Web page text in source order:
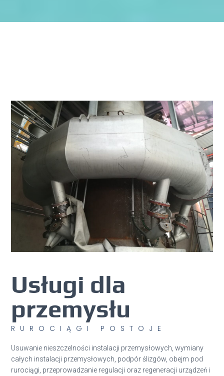
Usługi dla
przemysłu
RUROCIĄGI POSTOJE
Usuwanie nieszczelności instalacji przemysłowych, wymiany
całych instalacji przemysłowych, podpór ślizgów, obejm pod
rurociągi, przeprowadzanie regulacji oraz regeneracji urządzeń i